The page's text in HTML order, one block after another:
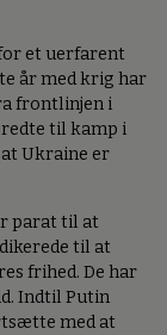
for et uerfarent
år med krig har
frontlinjen i
til kamp i
Ukraine er
parat til at
til at
frihed. De har
Indtil Putin
med at